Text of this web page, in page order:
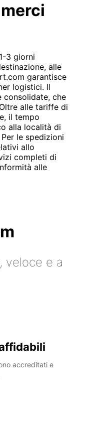
3 giorni
alle
garantisce
logistici. Il
che
alle tariffe di
il tempo
alla località di
le spedizioni
allo
completi di
alle
veloce e a
accreditati e